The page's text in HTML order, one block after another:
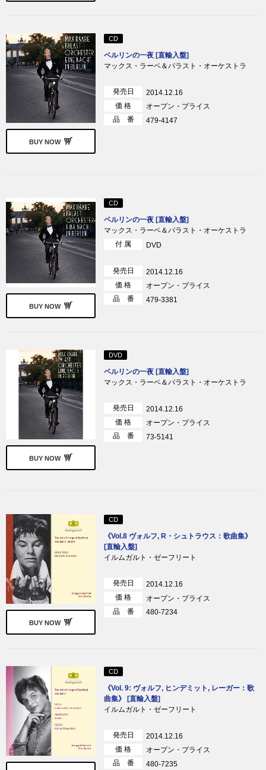
BUY NOW
CD
ベルリンの一夜 [直輸入盤]
マックス・ラーベ＆パラスト・オーケストラ
発売日
2014.12.16
価 格
オープン・プライス
品 番
479-4147
BUY NOW
CD
ベルリンの一夜 [直輸入盤]
マックス・ラーベ＆パラスト・オーケストラ
付 属
DVD
発売日
2014.12.16
価 格
オープン・プライス
品 番
479-3381
BUY NOW
DVD
ベルリンの一夜 [直輸入盤]
マックス・ラーベ＆パラスト・オーケストラ
発売日
2014.12.16
価 格
オープン・プライス
品 番
73-5141
BUY NOW
CD
《Vol.8 ヴォルフ, R・シュトラウス：歌曲集》
[直輸入盤]
イルムガルト・ゼーフリート
発売日
2014.12.16
価 格
オープン・プライス
品 番
480-7234
CD
《Vol. 9: ヴォルフ, ヒンデミット, レーガー：歌
曲集》 [直輸入盤]
イルムガルト・ゼーフリート
発売日
2014.12.16
価 格
オープン・プライス
品 番
480-7235